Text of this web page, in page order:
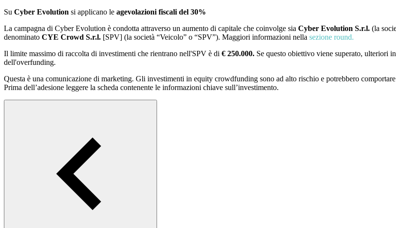
Su Cyber Evolution si applicano le agevolazioni fiscali del 30%
La campagna di Cyber Evolution è condotta attraverso un aumento di capitale che coinvolge sia Cyber Evolution S.r.l. (la
denominato CYE Crowd S.r.l. [SPV] (la società “Veicolo” o “SPV”). Maggiori informazioni nella sezione round.
Il limite massimo di raccolta di investimenti che rientrano nell'SPV è di € 250.000. Se questo obiettivo viene superato, ulteriori
dell'overfunding.
Questa è una comunicazione di marketing. Gli investimenti in equity crowdfunding sono ad alto rischio e potrebbero
Prima dell’adesione leggere la scheda contenente le informazioni chiave sull’investimento.